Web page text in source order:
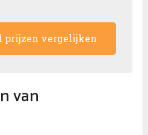
prijzen vergelijken
van